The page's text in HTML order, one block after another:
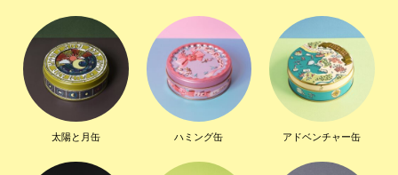
太陽と月缶 ハミング缶 アドベンチャー缶